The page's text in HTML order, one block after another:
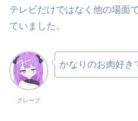
テレビだけではなく他の場面
ていました。
グレープ
かなりのお肉好き